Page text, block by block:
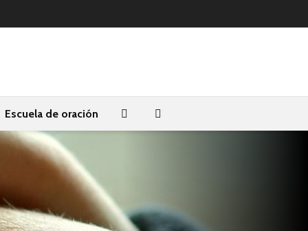
Escuela de oración